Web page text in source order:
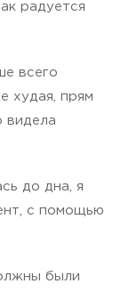
радуется
всего
худая, прям
видела
до дна, я
с помощью
были